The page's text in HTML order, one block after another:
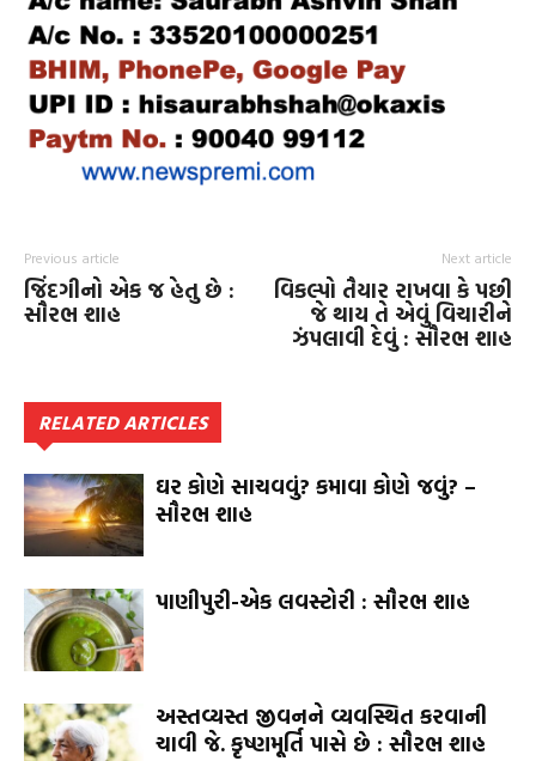
Previous article
જિંદગીનો એક જ હેતુ છે :
સૌરભ શાહ
Next article
વિકલ્પો તૈયાર રાખવા કે પછી
જે થાય તે એવું વિચારીને
ઝંપલાવી દેવું : સૌરભ શાહ
RELATED ARTICLES
ઘર કોણે સાચવવું? કમાવા કોણે જવું? –
સૌરભ શાહ
પાણીપુરી-એક લવસ્ટોરી : સૌરભ શાહ
અસ્તવ્યસ્ત જીવનને વ્યવસ્થિત કરવાની
ચાવી જે. કૃષ્ણમૂર્તિ પાસે છે : સૌરભ શાહ